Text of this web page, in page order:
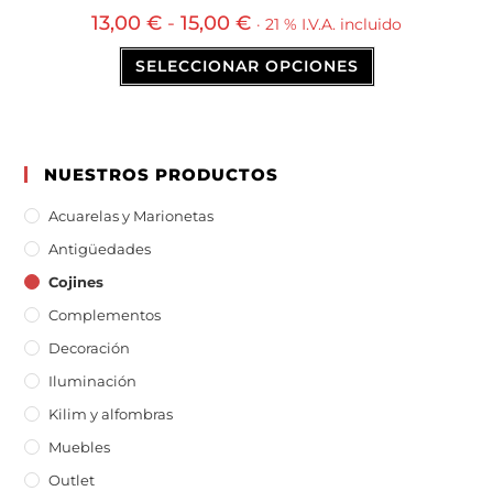
13,00 € - 15,00 € · 21 % I.V.A. incluido
SELECCIONAR OPCIONES
NUESTROS PRODUCTOS
Acuarelas y Marionetas
Antigüedades
Cojines
Complementos
Decoración
Iluminación
Kilim y alfombras
Muebles
Outlet